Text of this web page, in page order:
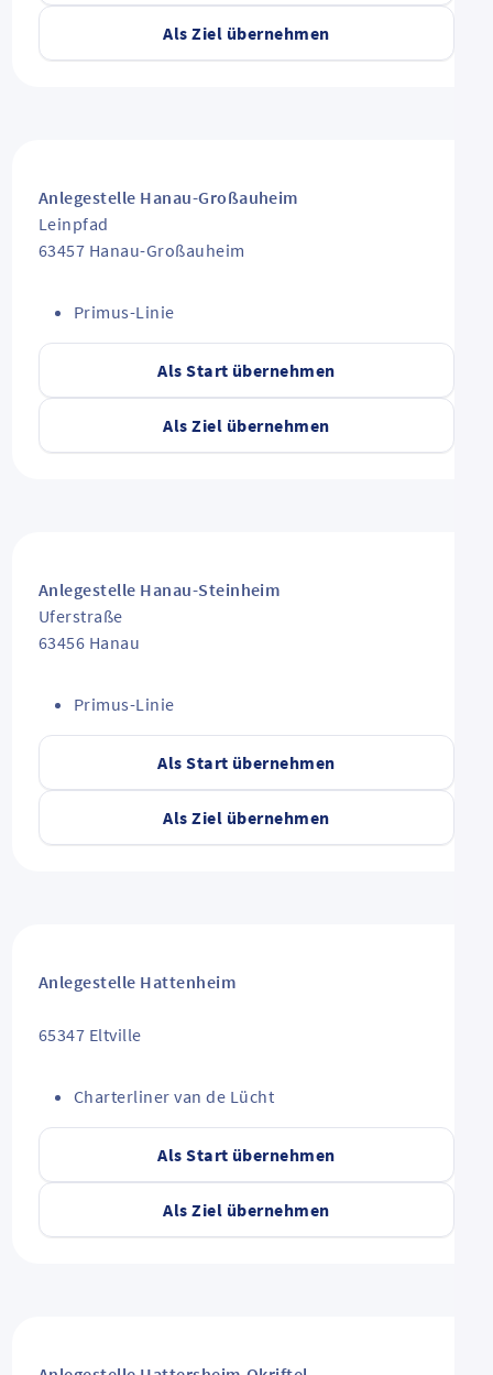
Als Ziel übernehmen
Als Start übernehmen
Als Ziel übernehmen
Anlegestelle Hanau-Großauheim
Leinpfad
63457 Hanau-Großauheim
Primus-Linie
Als Start übernehmen
Als Ziel übernehmen
Anlegestelle Hanau-Steinheim
Uferstraße
63456 Hanau
Primus-Linie
Als Start übernehmen
Als Ziel übernehmen
Anlegestelle Hattenheim
65347 Eltville
Charterliner van de Lücht